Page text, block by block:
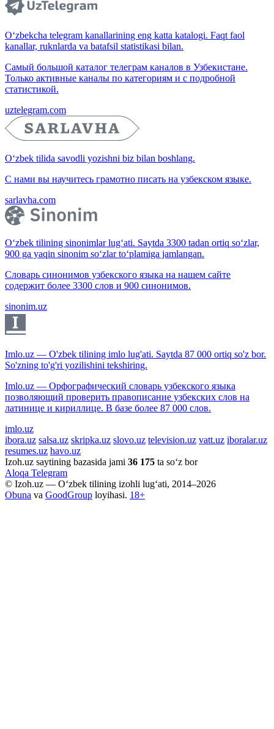
O‘zbekcha telegram kanallarining eng katta katalogi. Faqt faol
kanallar, ruknlarda va batafsil statistikasi bilan.
Самый большой каталог телеграм каналов в Узбекистане.
Только активные каналы по категориям и с подробной
статистикой.
uztelegram.com
O‘zbek tilida savodli yozishni biz bilan boshlang.
С нами вы научитесь грамотно писать на узбекском языке.
sarlavha.com
O‘zbek tilining sinonimlar lug‘ati. Saytda 3300 tadan ortiq so‘zlar,
900 ga yaqin sinonim so‘zlar to‘plamiga jamlangan.
Словарь синонимов узбекского языка на нашем сайте
содержит более 3300 слов и 900 синонимов.
sinonim.uz
Imlo.uz — O'zbek tilining imlo lug'ati. Saytda 87 000 ortiq so'z bor.
So'zning to'g'ri yozilishini tekshiring.
Imlo.uz — Орфографический словарь узбекского языка
позволяющий проверить правописание узбекских слов на
латинице и кириллице. В базе более 87 000 слов.
imlo.uz
ibora.uz salsa.uz skripka.uz slovo.uz television.uz vatt.uz iboralar.uz
resumes.uz havo.uz
Izoh.uz saytining bazasida jami 36 175 ta so‘z bor
Aloqa Telegram
© Izoh.uz — O‘zbek tilining izohli lug‘ati, 2014–2026
Obuna va GoodGroup loyihasi. 18+